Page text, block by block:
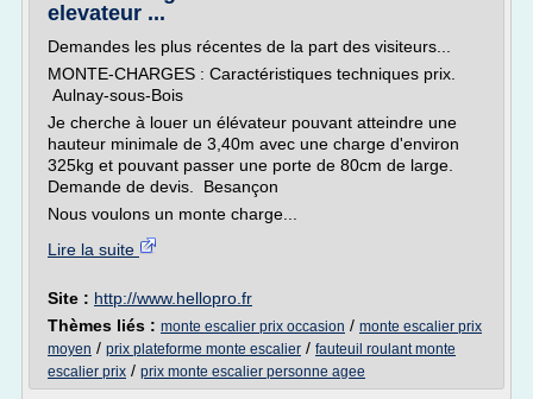
elevateur ...
Demandes les plus récentes de la part des visiteurs...
MONTE-CHARGES : Caractéristiques techniques prix.
Aulnay-sous-Bois
Je cherche à louer un élévateur pouvant atteindre une
hauteur minimale de 3,40m avec une charge d'environ
325kg et pouvant passer une porte de 80cm de large.
Demande de devis. Besançon
Nous voulons un monte charge...
Lire la suite
Site : http://www.hellopro.fr
Thèmes liés : monte escalier prix occasion / monte escalier prix
moyen / prix plateforme monte escalier / fauteuil roulant monte
escalier prix / prix monte escalier personne agee